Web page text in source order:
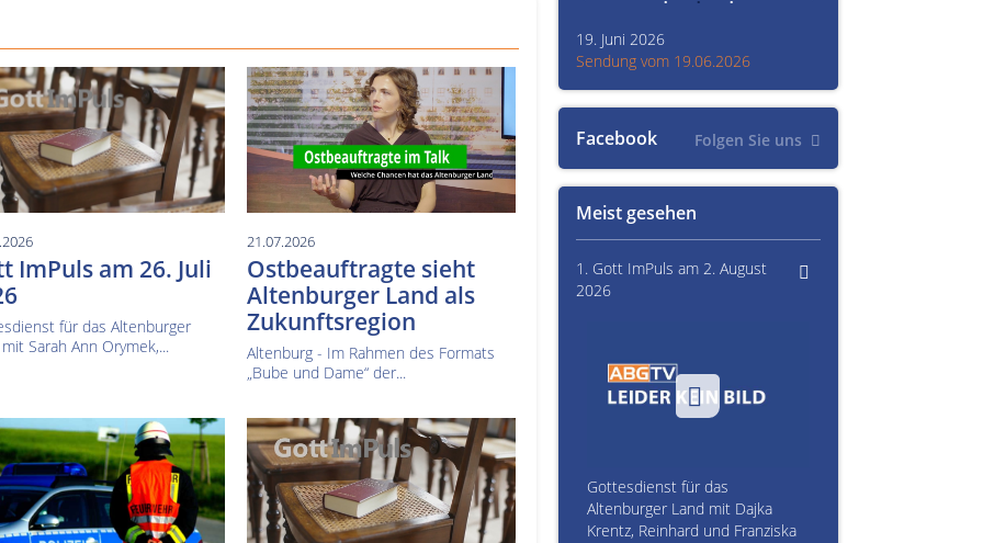
ImPuls am 26. Juli
für das Altenburger
Sarah Ann Orymek,...
21.07.2026
Ostbeauftragte sieht
Altenburger Land als
Zukunftsregion
Altenburg - Im Rahmen des Formats
„Bube und Dame“ der...
Meist gesehen
1. Gott ImPuls am 2. August
2026
Gottesdienst für das
Altenburger Land mit Dajka
Krentz, Reinhard und Franziska
Facebook Folgen Sie uns
19. Juni 2026
Sendung vom 19.06.2026